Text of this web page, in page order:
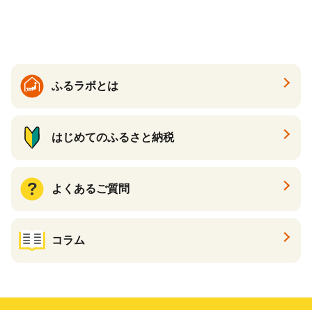
ふるラボとは
はじめてのふるさと納税
よくあるご質問
コラム